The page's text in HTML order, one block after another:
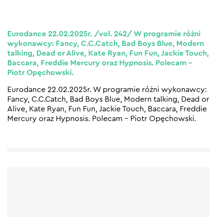
Eurodance 22.02.2025r. /vol. 242/ W programie różni
wykonawcy: Fancy, C.C.Catch, Bad Boys Blue, Modern
talking, Dead or Alive, Kate Ryan, Fun Fun, Jackie Touch,
Baccara, Freddie Mercury oraz Hypnosis. Polecam –
Piotr Opęchowski.
Eurodance 22.02.2025r. W programie różni wykonawcy:
Fancy, C.C.Catch, Bad Boys Blue, Modern talking, Dead or
Alive, Kate Ryan, Fun Fun, Jackie Touch, Baccara, Freddie
Mercury oraz Hypnosis. Polecam – Piotr Opęchowski.